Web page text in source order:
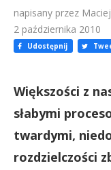
napisany przez
2 października 2010
Udostępnij
Większości z
słabymi
twardymi,
rozdzielczości